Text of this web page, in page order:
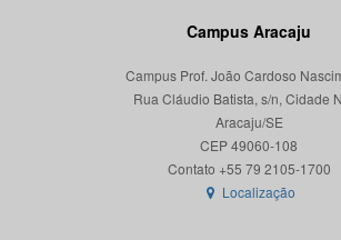
Campus Aracaju
Campus Prof. João Cardoso
Rua Cláudio Batista, s/n, Cidade
Aracaju/SE
CEP 49060-108
Localização